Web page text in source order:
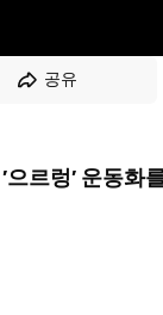
공유
르렁′ 운동화